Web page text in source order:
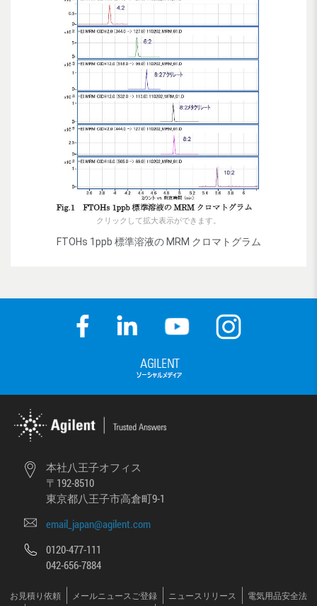
クリックして拡大表示ができます。
FTOHs 1ppb 標準溶液の MRM クロマトグラム
本社八王子オフィス
〒192-8510
東京都八王子市高倉町9-1
email_japan@agilent.com
0120-477-111
042-656-7884
お見積り依頼 メールニュースご登録 ニュースリリース 電気用品安全法